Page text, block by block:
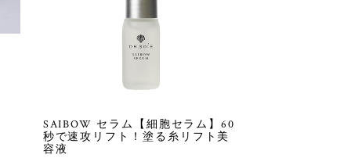
SAIBOW セラム【細胞セラム】60
秒で速攻リフト！塗る糸リフト美
容液